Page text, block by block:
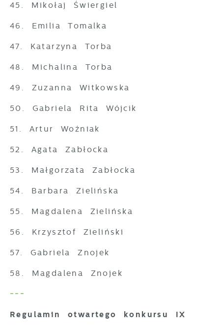
45. Mikołaj Świergiel
46. Emilia Tomalka
47. Katarzyna Torba
48. Michalina Torba
49. Zuzanna Witkowska
50. Gabriela Rita Wójcik
51. Artur Woźniak
52. Agata Zabłocka
53. Małgorzata Zabłocka
54. Barbara Zielińska
55. Magdalena Zielińska
56. Krzysztof Zieliński
57. Gabriela Znojek
58. Magdalena Znojek
---
Regulamin otwartego konkursu IX